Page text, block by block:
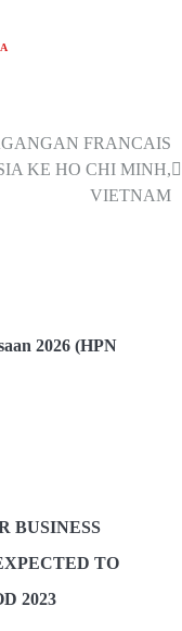
FRANCAIS
KE HO CHI MINH,
VIETNAM
2026 (HPN
BUSINESS
TO
2023